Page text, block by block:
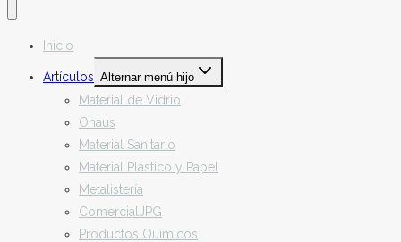
Inicio
Artículos Alternar menú hijo
Material de Vidrio
Ohaus
Material Sanitario
Material Plástico y Papel
Metalistería
ComercialJPG
Productos Químicos